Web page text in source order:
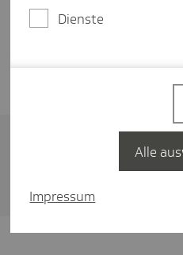
Deutschland unterstützt
Energiesektor.
Infos zum
Delegation der
Dienste
Impressum
Alle